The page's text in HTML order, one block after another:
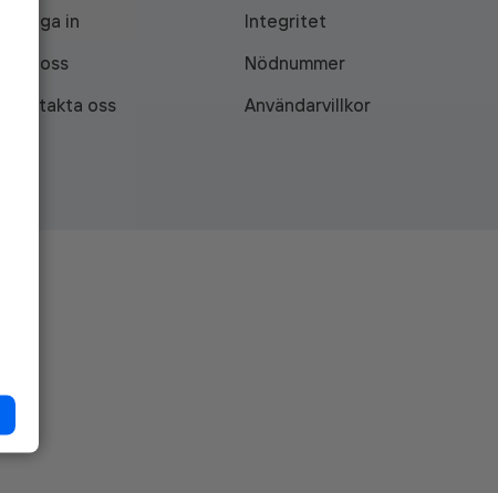
Logga in
Integritet
Om oss
Nödnummer
Kontakta oss
Användarvillkor